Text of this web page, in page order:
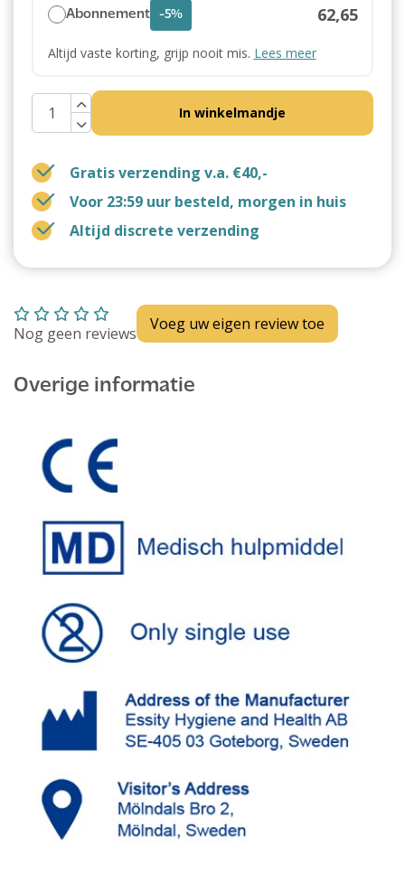
Abonnement -5% 62,65
Altijd vaste korting, grijp nooit mis. Lees meer
In winkelmandje
Gratis verzending v.a. €40,-
Voor 23:59 uur besteld, morgen in huis
Altijd discrete verzending
Nog geen reviews Voeg uw eigen review toe
Overige informatie